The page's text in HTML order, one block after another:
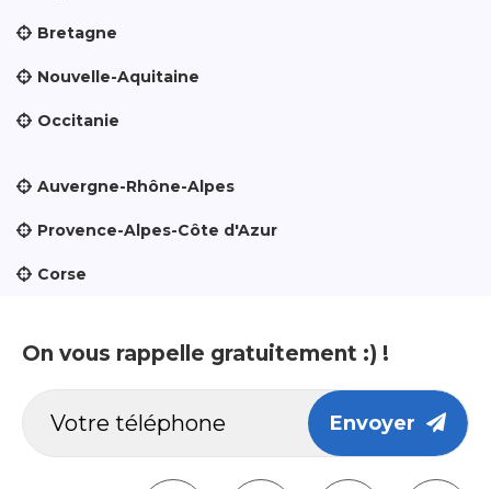
Bretagne
Nouvelle-Aquitaine
Occitanie
Auvergne-Rhône-Alpes
Provence-Alpes-Côte d'Azur
Corse
On vous rappelle gratuitement :) !
Envoyer